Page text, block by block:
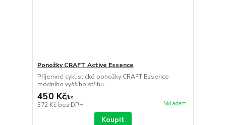
Ponožky CRAFT Active Essence
Příjemné cyklistické ponožky CRAFT Essence
módního vyššího střihu...
450 Kč/ks
372 Kč bez DPH Skladem
Koupit